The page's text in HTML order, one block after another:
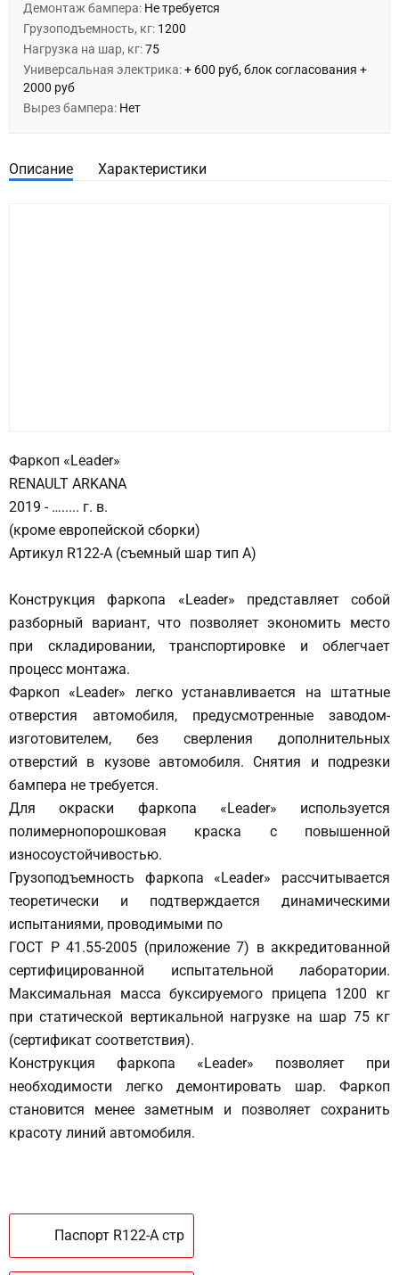
Демонтаж бампера: Не требуется
Грузоподъемность, кг: 1200
Нагрузка на шар, кг:75
Универсальная электрика:+ 600 руб, блок согласования +
2000 руб
Вырез бампера: Нет
Описание Характеристики
Фаркоп «Leader»
RENAULT ARKANA
2019 - …..... г. в.
(кроме европейской сборки)
Артикул R122-А (съемный шар тип А)
Конструкция фаркопа «Leader» представляет собой
разборный вариант, что позволяет экономить место
при складировании, транспортировке и облегчает
процесс монтажа.
Фаркоп «Leader» легко устанавливается на штатные
отверстия автомобиля, предусмотренные заводом-
изготовителем, без сверления дополнительных
отверстий в кузове автомобиля. Снятия и подрезки
бампера не требуется.
Для окраски фаркопа «Leader» используется
полимернопорошковая краска с повышенной
износоустойчивостью.
Грузоподъемность фаркопа «Leader» рассчитывается
теоретически и подтверждается динамическими
испытаниями, проводимыми по
ГОСТ Р 41.55-2005 (приложение 7) в аккредитованной
сертифицированной испытательной лаборатории.
Максимальная масса буксируемого прицепа 1200 кг
при статической вертикальной нагрузке на шар 75 кг
(сертификат соответствия).
Конструкция фаркопа «Leader» позволяет при
необходимости легко демонтировать шар. Фаркоп
становится менее заметным и позволяет сохранить
красоту линий автомобиля.
Паспорт R122-A стр